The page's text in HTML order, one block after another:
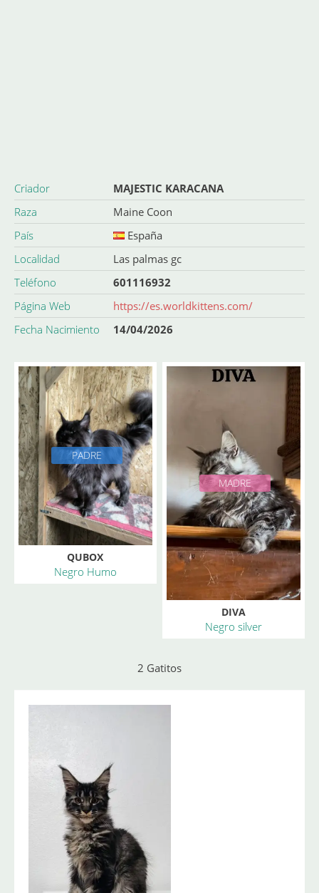
Criador
MAJESTIC KARACANA
Raza
Maine Coon
País
España
Localidad
Las palmas gc
Teléfono
601116932
Página Web
https://es.worldkittens.com/
Fecha Nacimiento
14/04/2026
PADRE
QUBOX
Negro Humo
MADRE
DIVA
Negro silver
2 Gatitos